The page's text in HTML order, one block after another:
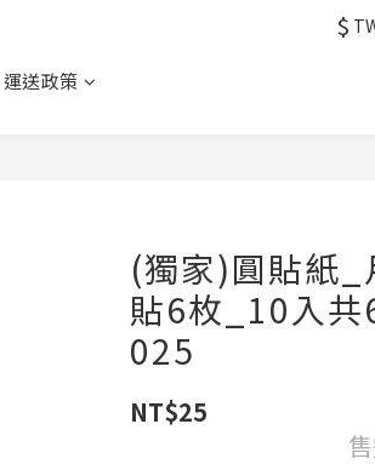
$
運送政策
(獨家)圓貼紙_
貼6枚_10入
025
NT$25